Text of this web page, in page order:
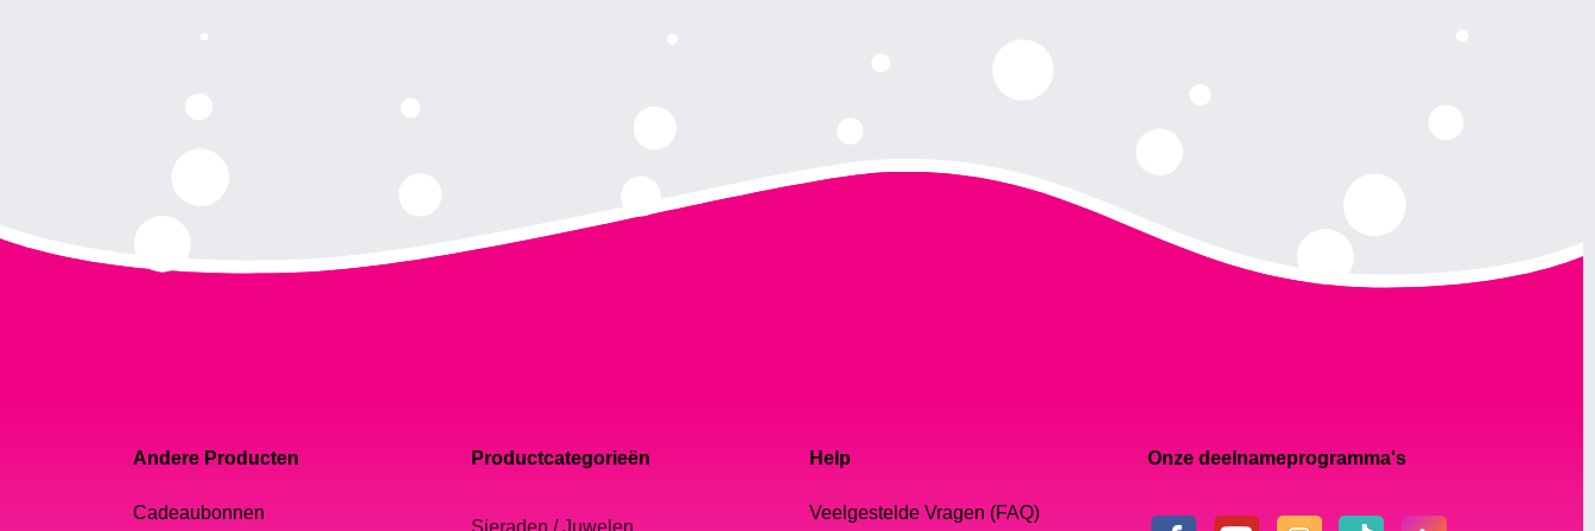
Andere Producten
Cadeaubonnen
Productcategorieën Help
Veelgestelde Vragen (FAQ)
Onze deelnameprogramma's